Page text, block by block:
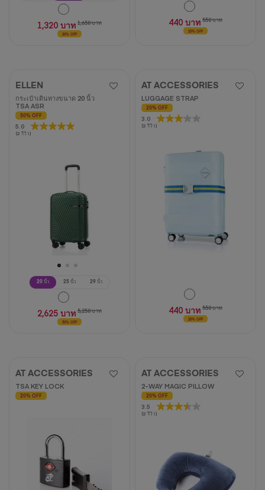
1,320 บาท 1,650 บาท
20% OFF
440 บาท 550 บาท
20% OFF
20 นิ้ว 25 นิ้ว 29 นิ้ว
ELLEN
กระเป๋าเดินทางขนาด 20 นิ้ว
TSA ASR
50% OFF
5.0
(2 รีวิว)
5.0
จาก
2,625 บาท 5,250 บาท
50% OFF
AT ACCESSORIES
LUGGAGE STRAP
20% OFF
3.0
(2 รีวิว)
3.0
จาก
วิจารณ์
440 บาท 550 บาท
20% OFF
AT ACCESSORIES
TSA KEY LOCK
20% OFF
AT ACCESSORIES
2-WAY MAGIC PILLOW
20% OFF
3.5
(2 รีวิว)
3.5
จาก
วิจารณ์